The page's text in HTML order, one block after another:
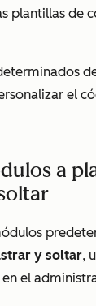
plantillas de
el
a
y soltar,
en el